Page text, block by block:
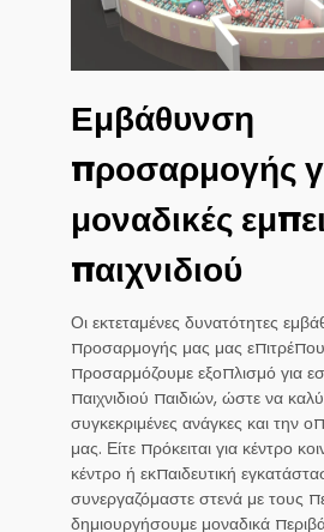
Εμβάθυνση
προσαρμογής
μοναδικές
παιχνιδιού
Οι εκτεταμένες δυνατότητες
προσαρμογής μας μας
προσαρμόζουμε εξοπλισμό για
παιχνιδιού παιδιών, ώστε να
συγκεκριμένες ανάγκες και την
μας. Είτε πρόκειται για κέντρο
κέντρο ή εκπαιδευτική
συνεργαζόμαστε στενά με τους
δημιουργήσουμε μοναδικά